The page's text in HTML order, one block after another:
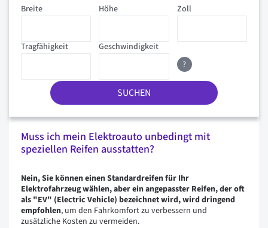
Zoll
Höhe
Tragfähigkeit Geschwindigkeit
Breite
?
SUCHEN
Muss ich mein Elektroauto unbedingt mit
speziellen Reifen ausstatten?
Nein, Sie können einen Standardreifen für Ihr
Elektrofahrzeug wählen, aber ein angepasster Reifen, der oft
als "EV" (Electric Vehicle) bezeichnet wird, wird dringend
empfohlen, um den Fahrkomfort zu verbessern und
zusätzliche Kosten zu vermeiden.